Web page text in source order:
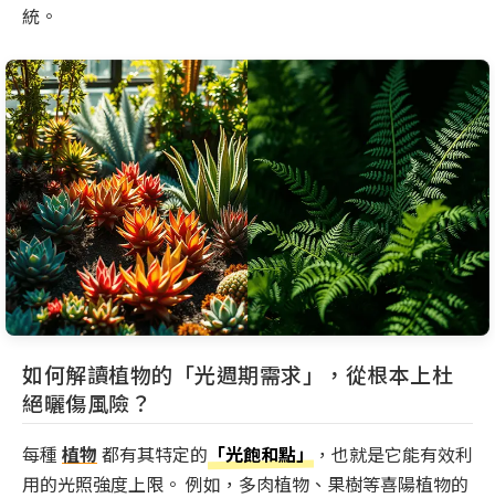
統。
如何解讀植物的「光週期需求」，從根本上杜
絕曬傷風險？
每種 植物 都有其特定的 「光飽和點」 ，也就是它能有效利
用的光照強度上限。 例如，多肉植物、果樹等喜陽植物的